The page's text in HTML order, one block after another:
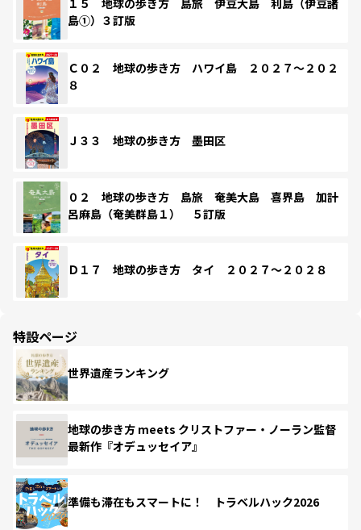
島①）３訂版
Ｃ０２ 地球の歩き方 ハワイ島 ２０２７～２０２
８
Ｊ３３ 地球の歩き方 墨田区
０２ 地球の歩き方 島旅 奄美大島 喜界島 加計
呂麻島（奄美群島１） ５訂版
Ｄ１７ 地球の歩き方 タイ ２０２７～２０２８
特設ページ
世界遺産ランキング
地球の歩き方 meets クリストファー・ノーラン監督
最新作『オデュッセイア』
準備も滞在もスマートに！ トラベルハック2026